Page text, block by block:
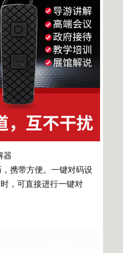
器
携带方便。一键对码设
，可直接进行一键对